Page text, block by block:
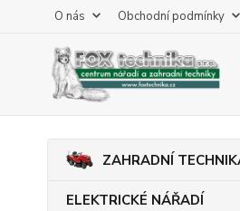
O nás Obchodní podmínky
ZAHRADNÍ
ELEKTRICKÉ NÁŘADÍ